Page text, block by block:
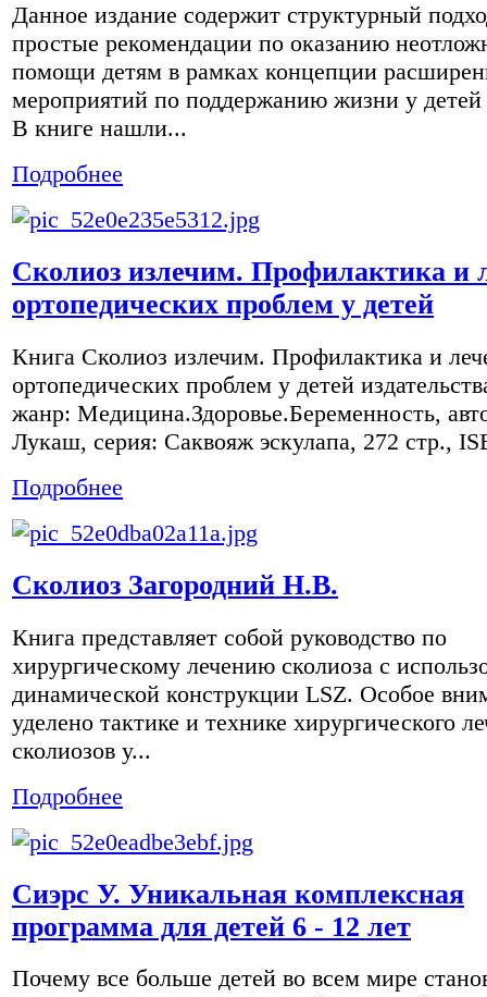
Данное издание содержит структурный
простые рекомендации по оказанию
помощи детям в рамках концепции
мероприятий по поддержанию жизни у
В книге нашли...
Подробнее
Сколиоз излечим. Профилактика и
ортопедических проблем у детей
Книга Сколиоз излечим. Профилактика и
ортопедических проблем у детей
жанр: Медицина.Здоровье.Беременность,
Лукаш, серия: Саквояж эскулапа, 272 стр.,
Подробнее
Сколиоз Загородний Н.В.
Книга представляет собой руководство по
хирургическому лечению сколиоза с
динамической конструкции LSZ. Особое
уделено тактике и технике хирургического
сколиозов у...
Подробнее
Сиэрс У. Уникальная комплексная
программа для детей 6 - 12 лет
Почему все больше детей во всем мире